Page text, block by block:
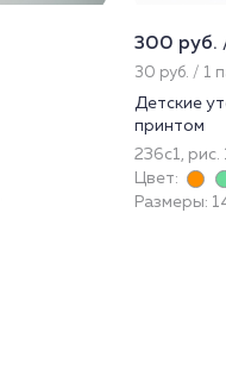
300 руб.
30 руб. / 1
Детские
принтом
236с1, рис.
Цвет:
Размеры: